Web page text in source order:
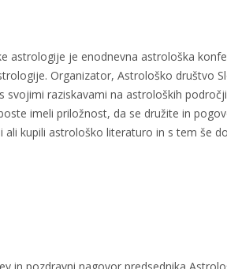
astrologije je enodnevna astrološka
Organizator, Astrološko društvo
svojimi raziskavami na astroloških
imeli priložnost, da se družite in
ali kupili astrološko literaturo in s tem še